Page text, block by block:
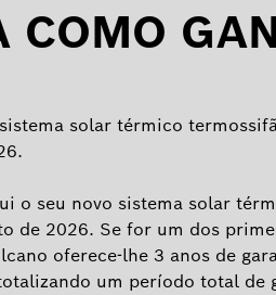
COMO
solar térmico
o seu novo sistema solar
de 2026. Se for um dos
oferece-lhe 3 anos de
um período total de